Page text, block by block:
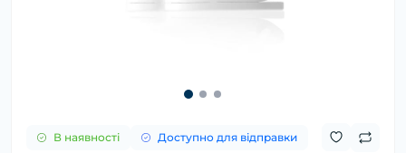
В наявності Доступно для відправки